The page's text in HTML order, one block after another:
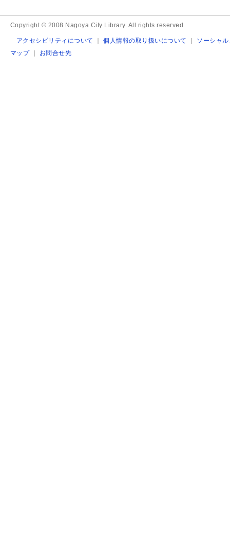
Copyright © 2008 Nagoya City Library. All rights reserved.
アクセシビリティについて ｜個人情報の取り扱いについて ｜ ソーシャ
マップ｜ お問合せ先